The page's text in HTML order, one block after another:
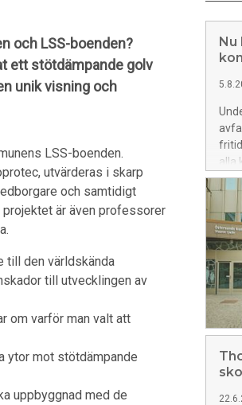
och LSS-boenden?
ett stötdämpande golv
unik visning och
LSS-boenden.
utvärderas i skarp
och samtidigt
är även professorer
till den världskända
till utvecklingen av
om varför man valt att
ytor mot stötdämpande
uppbyggnad med de
Nu
alla